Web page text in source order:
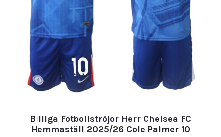
Billiga Fotbollströjor Herr Chelsea FC
Hemmaställ 2025/26 Cole Palmer 10